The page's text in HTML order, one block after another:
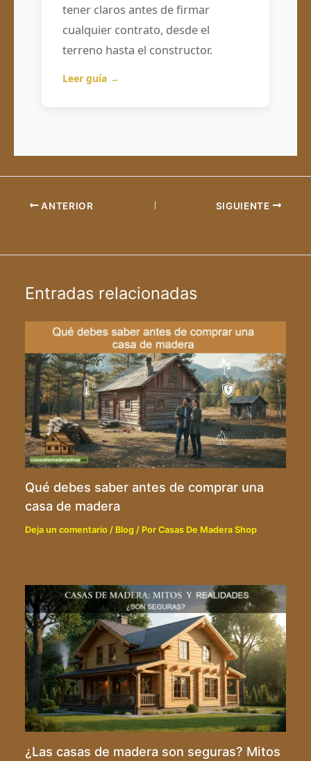
tener claros antes de firmar
cualquier contrato, desde el
terreno hasta el constructor.
Leer guía →
ANTERIOR SIGUIENTE
Entradas relacionadas
Qué debes saber antes de comprar una
casa de madera
Deja un comentario / Blog / PorCasas De Madera Shop
¿Las casas de madera son seguras? Mitos